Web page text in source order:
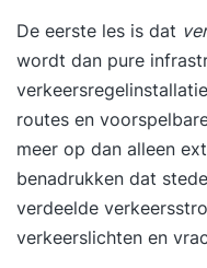
voren verwachten
blik weten te
box’ te denken.
in het vakgebied,
steeds weer te
veranderende
voor veel mensen
zo eenvoudig.
druk van deadlines
De eerste les is dat
wordt dan pure
routes en
meer op dan alleen
benadrukken dat
verdeelde
verkeerslichten en